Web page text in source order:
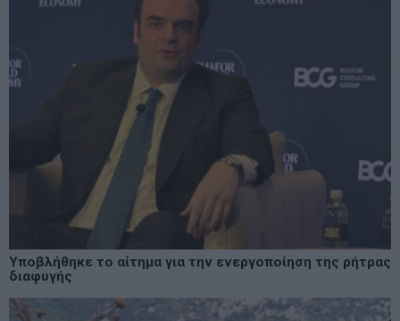
Υποβλήθηκε το αίτημα για την ενεργοποίηση της ρήτρας
διαφυγής